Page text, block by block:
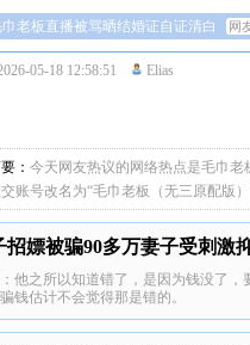
老板直播被骂晒结婚证自证清白 网
05-18 12:58:51 Elias
： 今天网友热议的网络热点是毛巾
账号改名为“毛巾老板（无三原配版）
招嫖被骗90多万妻子受刺激
他之所以知道错了，是因为钱没了，
钱估计不会觉得那是错的。